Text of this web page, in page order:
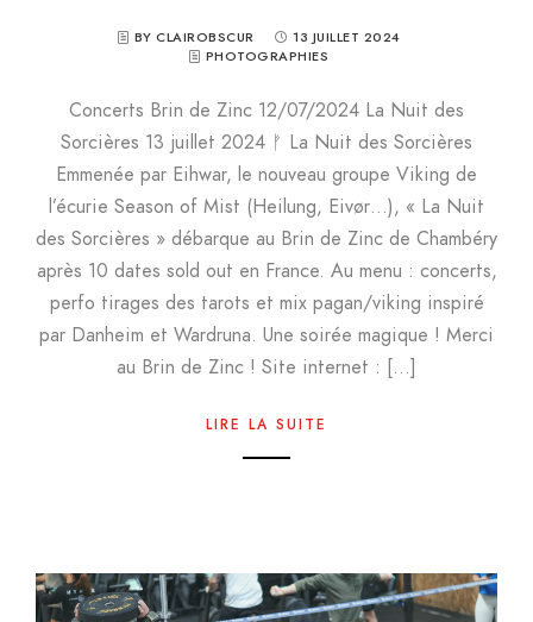
BY CLAIROBSCUR
13 JUILLET 2024
PHOTOGRAPHIES
Concerts Brin de Zinc 12/07/2024 La Nuit des
Sorcières 13 juillet 2024 ᚠ La Nuit des Sorcières
Emmenée par Eihwar, le nouveau groupe Viking de
l’écurie Season of Mist (Heilung, Eivør…), « La Nuit
des Sorcières » débarque au Brin de Zinc de Chambéry
après 10 dates sold out en France. Au menu : concerts,
perfo tirages des tarots et mix pagan/viking inspiré
par Danheim et Wardruna. Une soirée magique ! Merci
au Brin de Zinc ! Site internet : […]
LIRE LA SUITE